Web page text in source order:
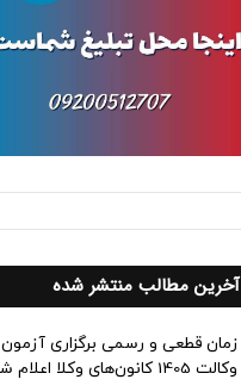
آخرین مطالب منتشر شده
زمان قطعی و رسمی برگزاری آزمون
وکالت 1405 کانون‌های وکلا اعلام شد